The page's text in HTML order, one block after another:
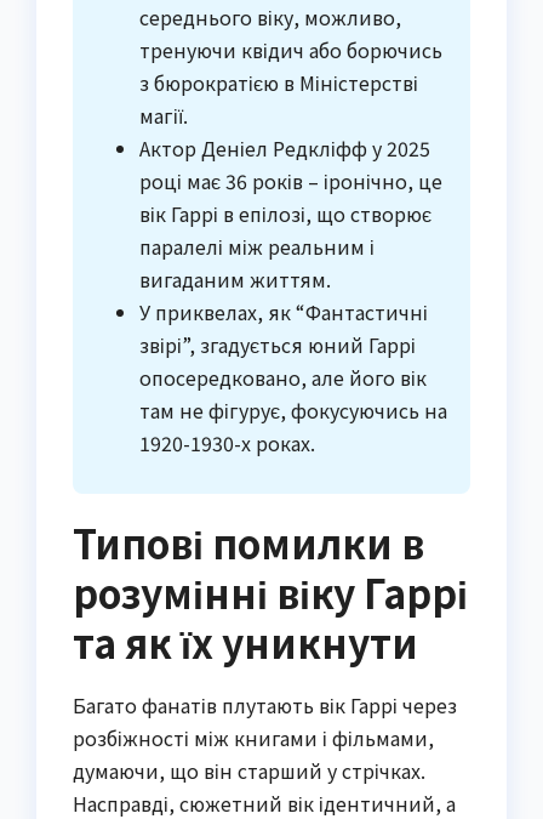
середнього віку, можливо,
тренуючи квідич або борючись
з бюрократією в Міністерстві
магії.
Актор Деніел Редкліфф у 2025
році має 36 років – іронічно, це
вік Гаррі в епілозі, що створює
паралелі між реальним і
вигаданим життям.
У приквелах, як “Фантастичні
звірі”, згадується юний Гаррі
опосередковано, але його вік
там не фігурує, фокусуючись на
1920-1930-х роках.
Типові помилки в
розумінні віку Гаррі
та як їх уникнути
Багато фанатів плутають вік Гаррі через
розбіжності між книгами і фільмами,
думаючи, що він старший у стрічках.
Насправді, сюжетний вік ідентичний, а